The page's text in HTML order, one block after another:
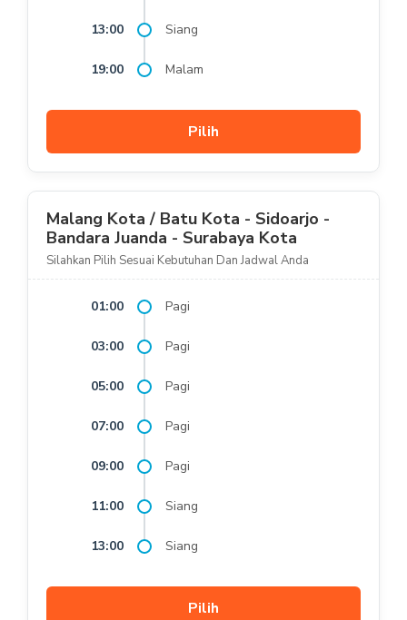
13:00 Siang
19:00 Malam
Pilih
Malang Kota / Batu Kota - Sidoarjo -
Bandara Juanda - Surabaya Kota
Silahkan Pilih Sesuai Kebutuhan Dan Jadwal Anda
01:00 Pagi
03:00 Pagi
05:00 Pagi
07:00 Pagi
09:00 Pagi
11:00 Siang
13:00 Siang
Pilih